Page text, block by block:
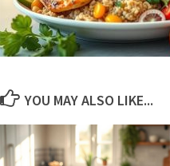
YOU MAY ALSO LIKE...